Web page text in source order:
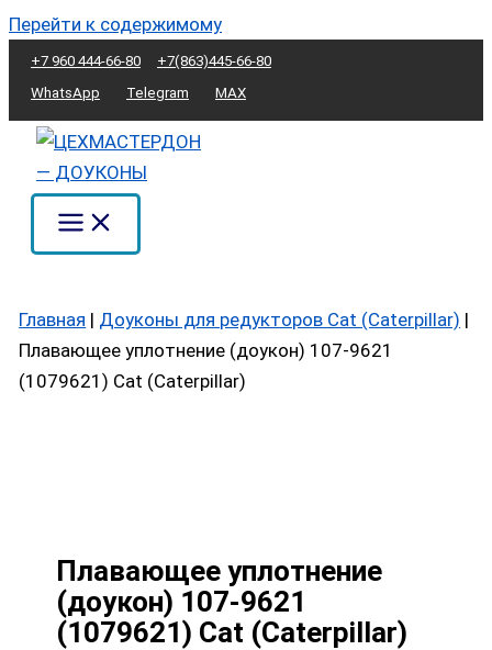
Перейти к содержимому
+7 960 444-66-80
+7(863)445-66-80
WhatsApp
Telegram MAX
Главная | Доуконы для редукторов Cat (Caterpillar) |
Плавающее уплотнение (доукон) 107-9621
(1079621) Cat (Caterpillar)
Плавающее уплотнение
(доукон) 107-9621
(1079621) Cat (Caterpillar)